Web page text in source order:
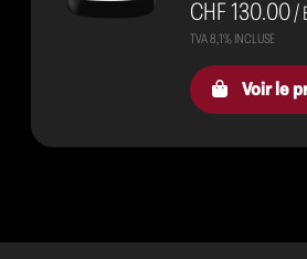
CHF 130.00/
Voir le